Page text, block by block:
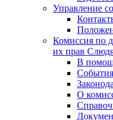
Управление
Комиссия по
их прав
В
О